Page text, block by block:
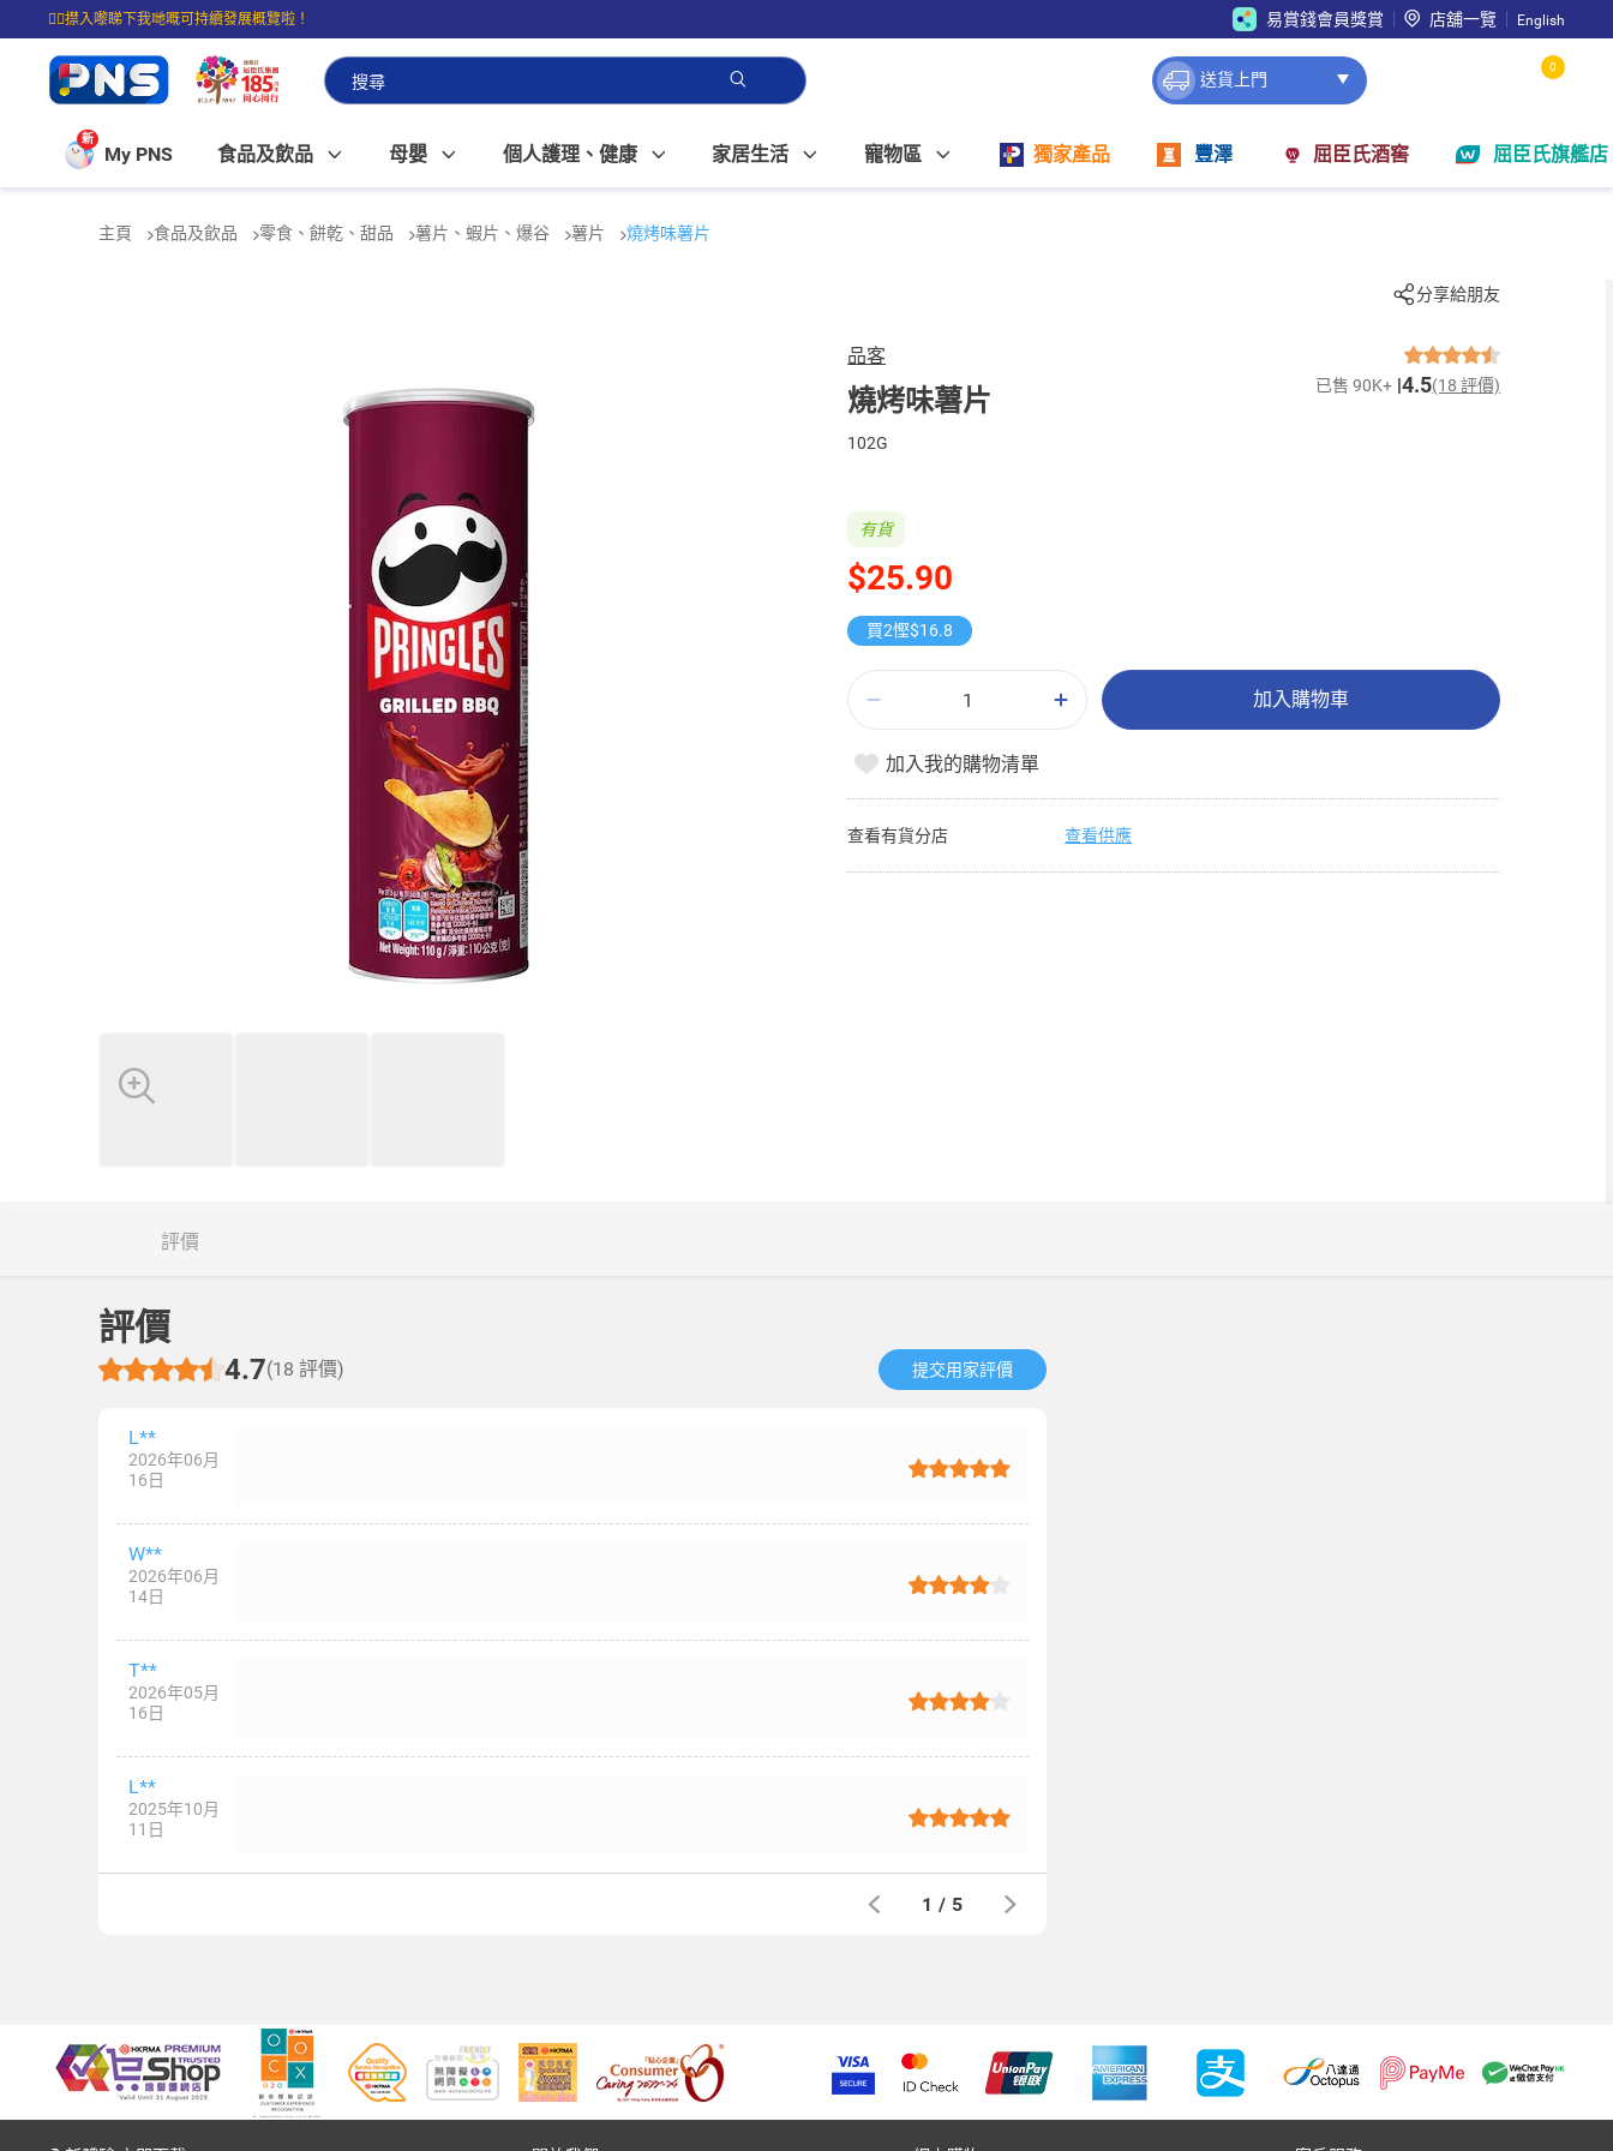
☝🏼㩒入嚟睇下我哋嘅可持續發展概覽啦！
⭐購物滿$399即享免費送貨；滿$100即可免費店取。
易賞錢會員獎賞 店舖一覽 English
送貨上門
0
新
My PNS 食品及飲品 母嬰 個人護理、健康 家居生活 寵物區 獨家產品 豐澤 屈臣氏酒窖 屈臣氏旗艦店
主頁 食品及飲品 零食、餅乾、甜品 薯片、蝦片、爆谷 薯片 燒烤味薯片
分享給朋友
品客
燒烤味薯片 已售 90K+ 4.5(18 評價)
102G
$25.90
有貨
買2慳$16.8
加入購物車
加入我的購物清單
查看有貨分店 查看供應
評價
評價
4.7(18 評價) 提交用家評價​
L**
2026年06月
16日
W**
2026年06月
14日
T**
2026年05月
16日
L**
2025年10月
11日
1 / 5